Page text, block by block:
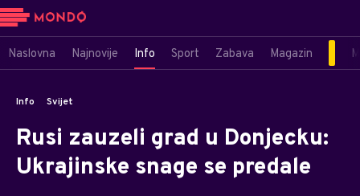
Naslovna Najnovije Info Sport Zabava Magazin
Info Svijet
Rusi zauzeli grad u Donjecku:
Ukrajinske snage se predale